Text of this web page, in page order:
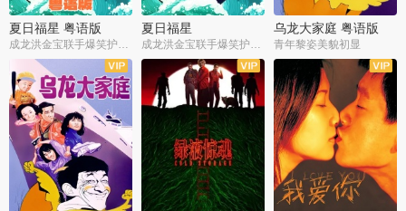
夏日福星 粤语版
成龙洪金宝联手爆笑护美女
夏日福星
成龙洪金宝联手爆笑护美女
乌龙大家庭 粤语版
青年黎姿美貌初显